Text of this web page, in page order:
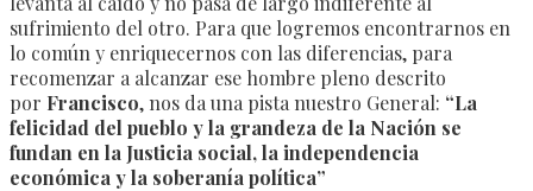
sufrimiento del otro. Para que logremos encontrarnos en
lo común y enriquecernos con las diferencias, para
recomenzar a alcanzar ese hombre pleno descrito
por Francisco, nos da una pista nuestro General: “La
felicidad del pueblo y la grandeza de la Nación se
fundan en la Justicia social, la independencia
económica yla soberanía política”